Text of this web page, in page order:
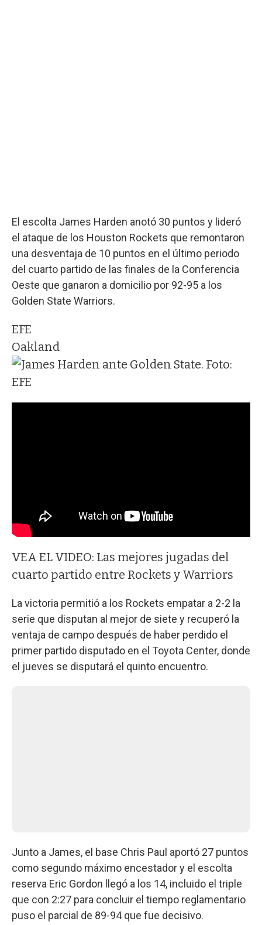
El escolta James Harden anotó 30 puntos y lideró
el ataque de los Houston Rockets que remontaron
una desventaja de 10 puntos en el último periodo
del cuarto partido de las finales de la Conferencia
Oeste que ganaron a domicilio por 92-95 a los
Golden State Warriors.
EFE
Oakland
VEA EL VIDEO: Las mejores jugadas del
cuarto partido entre Rockets y Warriors
La victoria permitió a los Rockets empatar a 2-2 la
serie que disputan al mejor de siete y recuperó la
ventaja de campo después de haber perdido el
primer partido disputado en el Toyota Center, donde
el jueves se disputará el quinto encuentro.
Junto a James, el base Chris Paul aportó 27 puntos
como segundo máximo encestador y el escolta
reserva Eric Gordon llegó a los 14, incluido el triple
que con 2:27 para concluir el tiempo reglamentario
puso el parcial de 89-94 que fue decisivo.